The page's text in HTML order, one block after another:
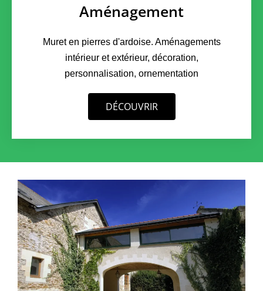
Aménagement
Muret en pierres d'ardoise. Aménagements
intérieur et extérieur, décoration,
personnalisation, ornementation
DÉCOUVRIR